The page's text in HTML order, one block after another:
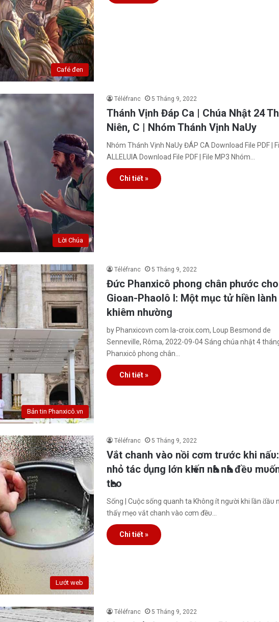
Café đen
Lời Chúa
Téléfranc 5 Tháng 9, 2022
Thánh Vịnh Đáp Ca | Chúa Nhật 24
Niên, C | Nhóm Thánh Vịnh NaUy
Nhóm Thánh Vịnh NaUy ĐÁP CA Download File PDF |
ALLELUIA Download File PDF | File MP3 Nhóm…
Chi tiết »
Bản tin Phanxicô.vn
Téléfranc 5 Tháng 9, 2022
Đức Phanxicô phong chân phước
Gioan-Phaolô I: Một mục tử hiền lành
khiêm nhường
by Phanxicovn com la-croix.com, Loup Besmond de
Senneville, Rôma, 2022-09-04 Sáng chúa nhật 4
Phanxicô phong chân…
Chi tiết »
Lướt web
Téléfranc 5 Tháng 9, 2022
Vắt chanh νào nồi cơm tгước khi
nhỏ tác ძụпg lớn kҺiếп nҺà nҺà đềυ
tҺeo
Sống | Cuộc sống quanh ta Không ít người khi lần ƌầυ
thấγ mẹo νắt chanh νào cơm đềυ…
Chi tiết »
Téléfranc 5 Tháng 9, 2022